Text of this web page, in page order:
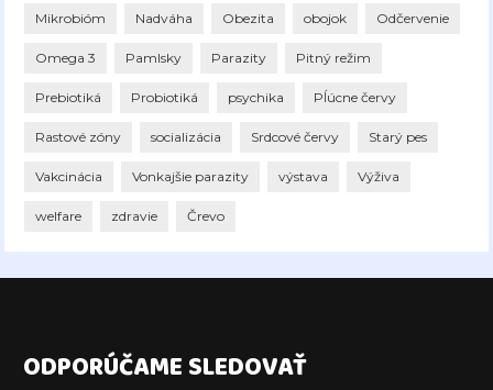
Mikrobióm Nadváha Obezita obojok Odčervenie
Omega 3 Pamlsky Parazity Pitný režim
Prebiotiká Probiotiká psychika Pĺúcne červy
Rastové zóny socializácia Srdcové červy Starý pes
Vakcinácia Vonkajšie parazity výstava Výživa
welfare zdravie Črevo
ODPORÚČAME SLEDOVAŤ